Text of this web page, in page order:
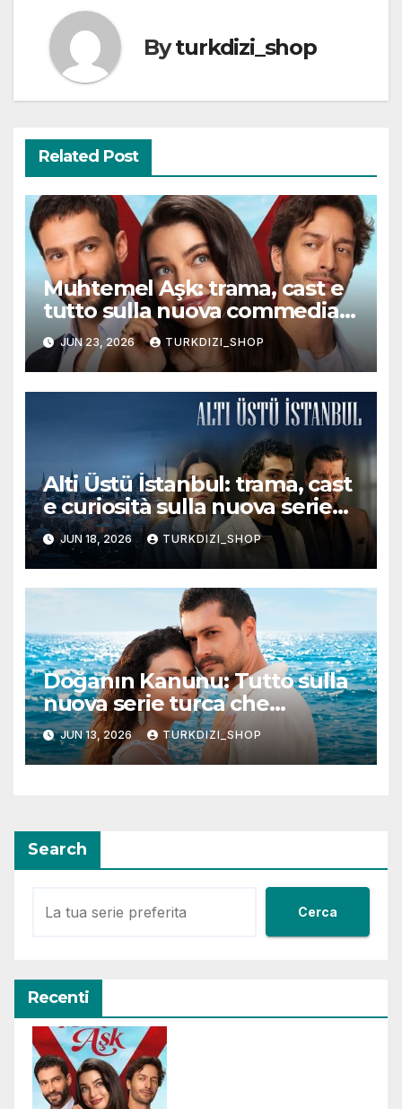
Byturkdizi_shop
Related Post
Muhtemel Aşk: trama, cast e
tutto sulla nuova commedia
romantica turca che
conquisterà il pubblico
JUN 23, 2026 TURKDIZI_SHOP
Alti Üstü İstanbul: trama, cast
e curiosità sulla nuova serie
turca ambientata a Ziyanker
JUN 18, 2026 TURKDIZI_SHOP
Doğanın Kanunu: Tutto sulla
nuova serie turca che
promette emozioni e colpi di
scena
JUN 13, 2026 TURKDIZI_SHOP
Search
Cerca
Recenti